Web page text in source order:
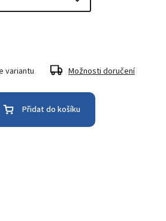
variantu Možnosti doručení
Přidat do košíku